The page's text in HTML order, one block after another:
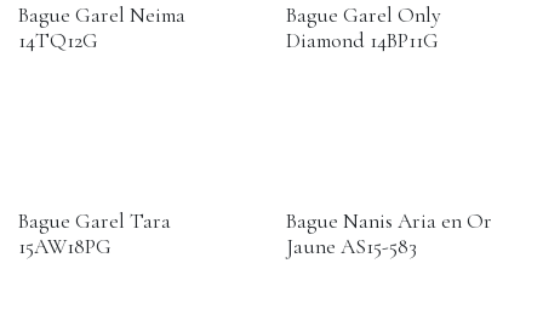
Bague Garel Neima
14TQ12G
Bague Garel Only
Diamond 14BP11G
Bague Garel Tara
15AW18PG
Bague Nanis Aria en Or
Jaune AS15-583